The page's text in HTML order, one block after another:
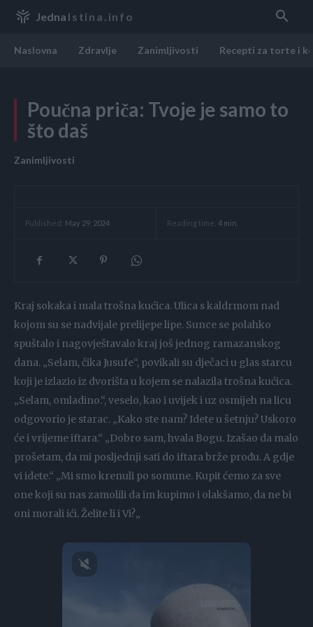
Jedna Istina.info
Naslovna Zdravlje Zanimljivosti Recepti za torte i
Poučna priča: Tvoje je samo to
što daš
Zanimljivosti
Published: May 29, 2024 Reading time: 4 min.
Kraj sokaka i mala trošna kućica. Ulica s kaldrmom nad
kojom su se nadvijale prelijepe lipe. Sunce se polahko
spuštalo i nagovještavalo kraj još jednog ramazanskog
dana. „Selam, čika Jusufe“, povikali su dječaci u glas starcu
koji je izlazio iz dvorišta u kojem se nalazila trošna kućica.
„Selam, omladino.“, veselo, kao i uvijek i uz osmijeh na licu
odgovorio je starac. „Kako ste nam? Idete u šetnju? Uskoro
će i vrijeme iftara.“ „Dobro sam, hvala Bogu. Izašao da malo
prošetam, da mi posljednji sati do iftara brže prođu. A gdje
vi idete.“ „Mi smo krenuli po somune. Kupit ćemo za sve
one koji su nas zamolili da im kupimo i olakšamo, da ne bi
oni morali ići. Želite li i Vi?„